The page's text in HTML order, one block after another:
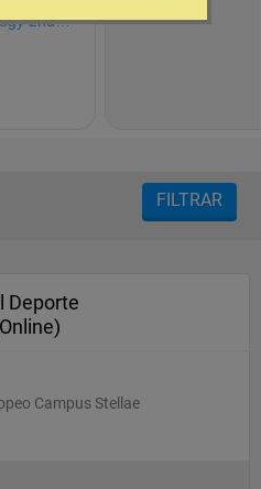
FILTRAR
Deporte
Campus Stellae